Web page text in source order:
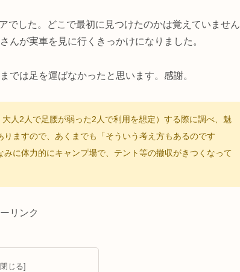
でした。どこで最初に見つけたのかは覚えていません
んが実車を見に行くきっかけになりました。
では足を運ばなかったと思います。感謝。
人2人で足腰が弱った2人で利用を想定）する際に調べ、魅
ますので、あくまでも「そういう考え方もあるのです
に体力的にキャンプ場で、テント等の撤収がきつくなって
リンク